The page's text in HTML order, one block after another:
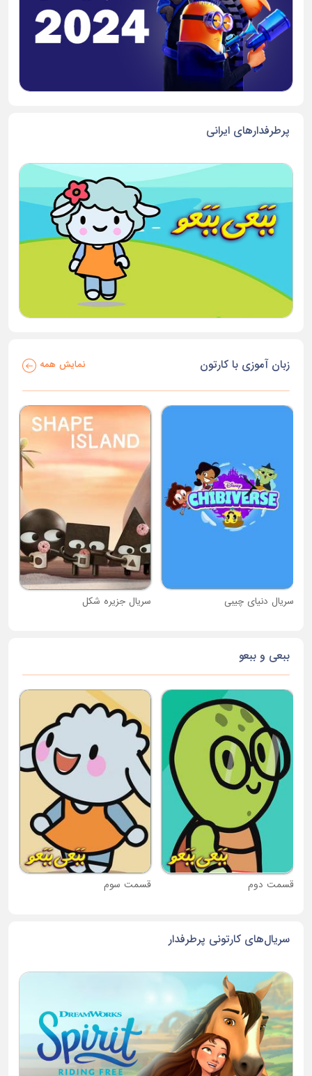
پرطرفدارهای ایرانی
زبان آموزی با کارتون نمایش همه
سریال دنیای چیبی سریال جزیره شکل
ببعی و ببعو
قسمت دوم قسمت سوم
سریال‌های کارتونی پرطرفدار